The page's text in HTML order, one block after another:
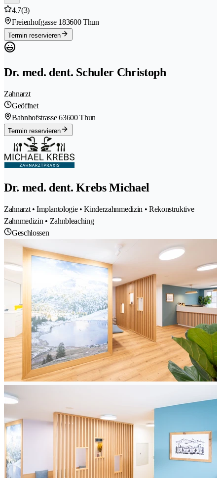
4.7(3)
Freienhofgasse 183600 Thun
Termin reservieren
Dr. med. dent. Schuler Christoph
Zahnarzt
Geöffnet
Bahnhofstrasse 63600 Thun
Termin reservieren
Dr. med. dent. Krebs Michael
Zahnarzt • Implantologie • Kinderzahnmedizin • Rekonstruktive
Zahnmedizin • Zahnbleaching
Geschlossen